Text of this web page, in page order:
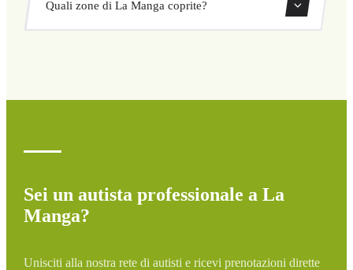
ritorno direttamente dal nostro sistema di prenotazione.
Quali zone di La Manga coprite?
Sei un autista professionale a La
Manga?
Unisciti alla nostra rete di autisti e ricevi prenotazioni dirette